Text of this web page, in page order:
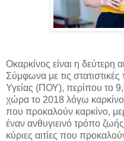
Οκαρκίνος είναι η δεύτερη
Σύμφωνα με τις
Υγείας (ΠΟΥ), περίπου το
χώρα το 2018 λόγω
που προκαλούν καρκίνο,
έναν ανθυγιεινό τρόπο
κύριες αιτίες που